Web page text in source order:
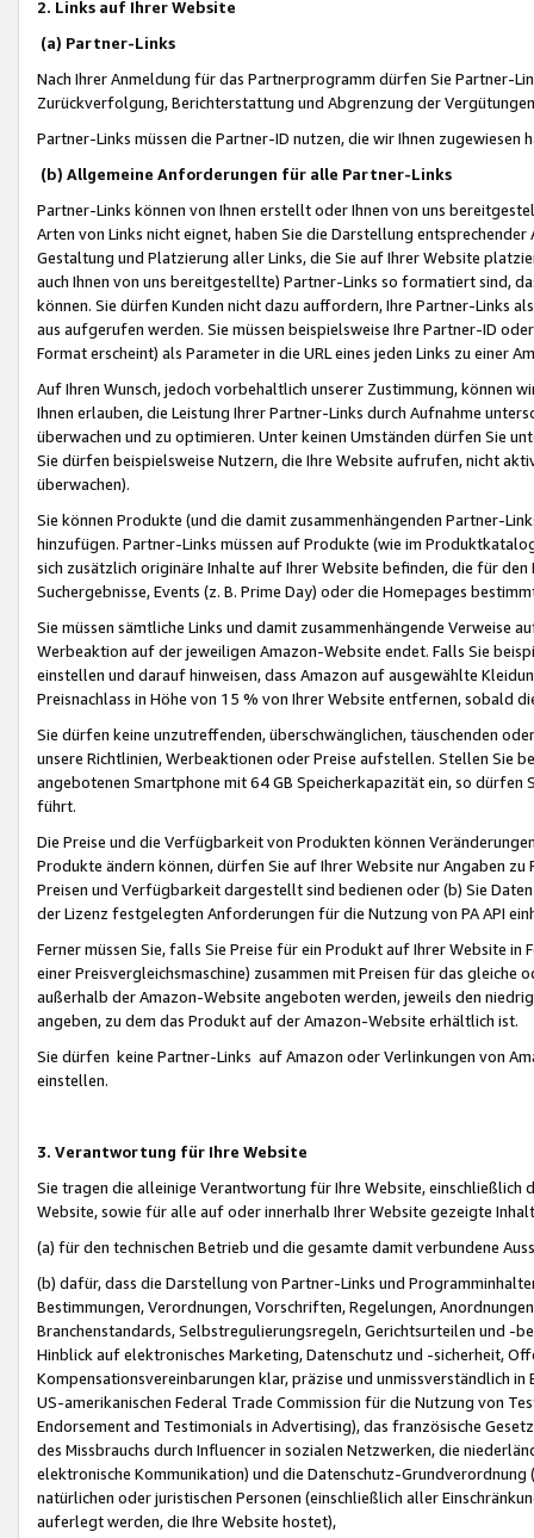
2. Links auf Ihrer Website
(a) Partner-Links
Nach Ihrer Anmeldung für das Partnerprogramm dürfen Sie Partner-
Zurückverfolgung, Berichterstattung und Abgrenzung der
Partner-Links müssen die Partner-ID nutzen, die wir Ihnen zugewiesen
(b) Allgemeine Anforderungen für alle Partner-Links
Partner-Links können von Ihnen erstellt oder Ihnen von uns
Arten von Links nicht eignet, haben Sie die Darstellung
Gestaltung und Platzierung aller Links, die Sie auf Ihrer Website
auch Ihnen von uns bereitgestellte) Partner-Links so formatiert sind,
können. Sie dürfen Kunden nicht dazu auffordern, Ihre Partner-Links
aus aufgerufen werden. Sie müssen beispielsweise Ihre Partner-ID
Format erscheint) als Parameter in die URL eines jeden Links zu einer
Auf Ihren Wunsch, jedoch vorbehaltlich unserer Zustimmung, können
Ihnen erlauben, die Leistung Ihrer Partner-Links durch Aufnahme
überwachen und zu optimieren. Unter keinen Umständen dürfen Sie
Sie dürfen beispielsweise Nutzern, die Ihre Website aufrufen, nicht
überwachen).
Sie können Produkte (und die damit zusammenhängenden Partner-
hinzufügen. Partner-Links müssen auf Produkte (wie im
sich zusätzlich originäre Inhalte auf Ihrer Website befinden, die für
Suchergebnisse, Events (z. B. Prime Day) oder die Homepages
Sie müssen sämtliche Links und damit zusammenhängende
Werbeaktion auf der jeweiligen Amazon-Website endet. Falls Sie
einstellen und darauf hinweisen, dass Amazon auf ausgewählte
Preisnachlass in Höhe von 15 % von Ihrer Website entfernen, sobald
Sie dürfen keine unzutreffenden, überschwänglichen, täuschenden
unsere Richtlinien, Werbeaktionen oder Preise aufstellen. Stellen Sie
angebotenen Smartphone mit 64 GB Speicherkapazität ein, so dürfen
führt.
Die Preise und die Verfügbarkeit von Produkten können
Produkte ändern können, dürfen Sie auf Ihrer Website nur Angaben
Preisen und Verfügbarkeit dargestellt sind bedienen oder (b) Sie
der Lizenz festgelegten Anforderungen für die Nutzung von PA API
Ferner müssen Sie, falls Sie Preise für ein Produkt auf Ihrer Website
einer Preisvergleichsmaschine) zusammen mit Preisen für das
außerhalb der Amazon-Website angeboten werden, jeweils den
angeben, zu dem das Produkt auf der Amazon-Website erhältlich ist.
Sie dürfen keine Partner-Links auf Amazon oder Verlinkungen von
einstellen.
3. Verantwortung für Ihre Website
Sie tragen die alleinige Verantwortung für Ihre Website,
Website, sowie für alle auf oder innerhalb Ihrer Website gezeigte
(a) für den technischen Betrieb und die gesamte damit verbundene
(b) dafür, dass die Darstellung von Partner-Links und
Bestimmungen, Verordnungen, Vorschriften, Regelungen,
Branchenstandards, Selbstregulierungsregeln, Gerichtsurteilen und -
Hinblick auf elektronisches Marketing, Datenschutz und -sicherheit,
Kompensationsvereinbarungen klar, präzise und unmissverständlich
US-amerikanischen Federal Trade Commission für die Nutzung von
Endorsement and Testimonials in Advertising), das französische
des Missbrauchs durch Influencer in sozialen Netzwerken, die
elektronische Kommunikation) und die Datenschutz-
natürlichen oder juristischen Personen (einschließlich aller
auferlegt werden, die Ihre Website hostet),